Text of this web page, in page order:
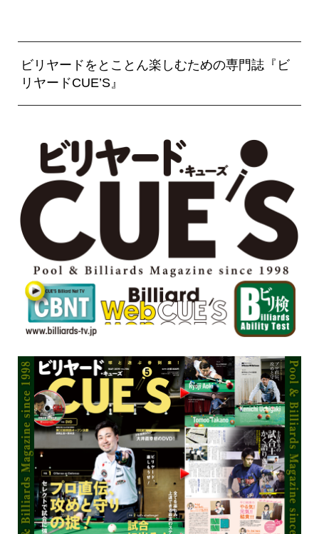
ビリヤードをとことん楽しむための専門誌『ビ
リヤードCUE’S』